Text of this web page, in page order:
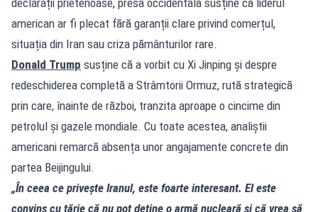
declarații prietenoase, presa occidentală susține că liderul
american ar fi plecat fără garanții clare privind comerțul,
situația din Iran sau criza pământurilor rare.
Donald Trump susține că a vorbit cu Xi Jinping și despre
redeschiderea completă a Strâmtorii Ormuz, rută strategică
prin care, înainte de război, tranzita aproape o cincime din
petrolul și gazele mondiale. Cu toate acestea, analiștii
americani remarcă absența unor angajamente concrete din
partea Beijingului.
„În ceea ce privește Iranul, este foarte interesant. El este
convins cu tărie că nu pot deține o armă nucleară și că vrea să